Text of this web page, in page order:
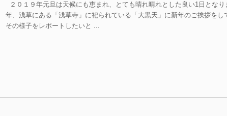
２０１９年元旦は天候にも恵まれ、とても晴れ晴れとした良い1日とな
年、浅草にある「浅草寺」に祀られている「大黒天」に新年のご挨拶をし
その様子をレポートしたいと ...